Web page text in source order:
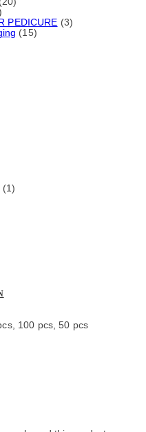
PEDICURE (3)
(15)
(1)
100 pcs, 50 pcs